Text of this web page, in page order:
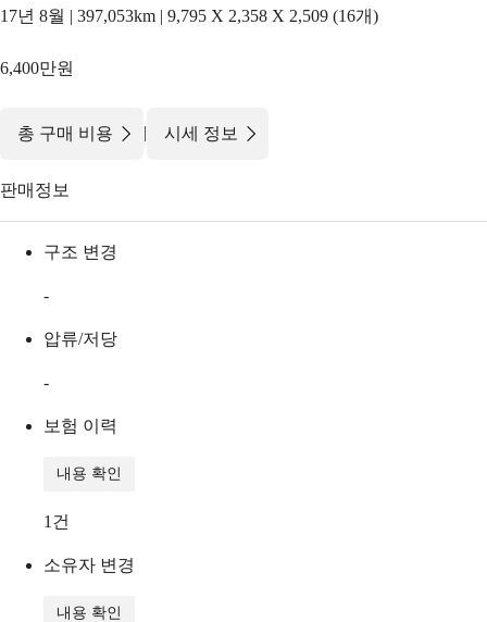
17년 8월 | 397,053km | 9,795 X 2,358 X 2,509 (16개)
6,400만원
총 구매 비용 | 시세 정보
판매정보
구조 변경
-
압류/저당
-
보험 이력
내용 확인
1 건
소유자 변경
내용 확인